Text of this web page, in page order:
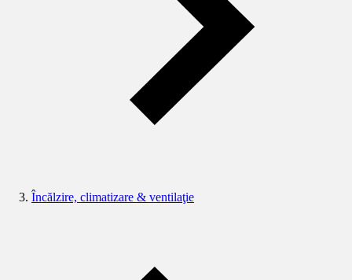
Încălzire, climatizare & ventilaţie